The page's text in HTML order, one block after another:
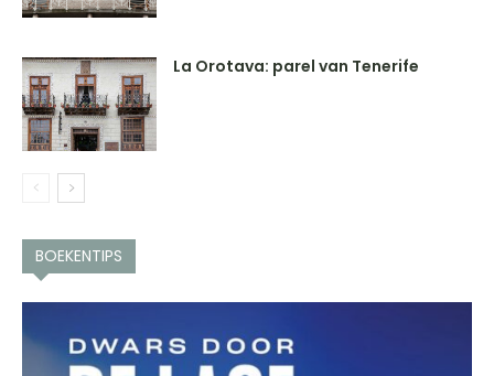
La Orotava: parel van Tenerife
BOEKENTIPS